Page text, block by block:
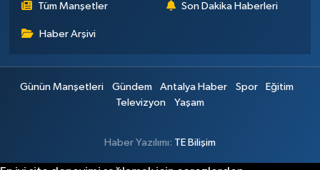
Tüm Manşetler Son Dakika Haberleri
Haber Arşivi
Günün Manşetleri Gündem Antalya Haber Spor
Eğitim
Televizyon
Yaşam
Haber Yazılımı: TE Bilişim